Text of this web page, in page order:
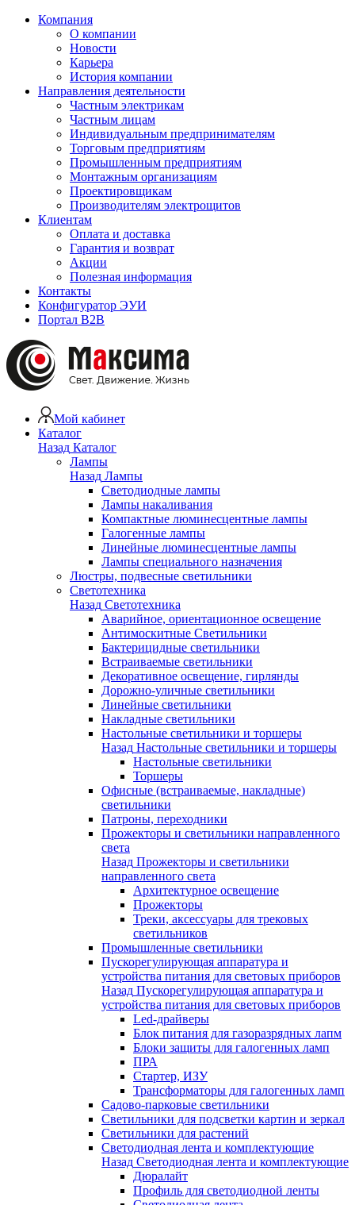
Компания
О компании
Новости
Карьера
История компании
Направления деятельности
Частным электрикам
Частным лицам
Индивидуальным предпринимателям
Торговым предприятиям
Промышленным предприятиям
Монтажным организациям
Проектировщикам
Производителям электрощитов
Клиентам
Оплата и доставка
Гарантия и возврат
Акции
Полезная информация
Контакты
Конфигуратор ЭУИ
Портал B2B
Мой кабинет
Каталог
Назад Каталог
Лампы
Назад Лампы
Светодиодные лампы
Лампы накаливания
Компактные люминесцентные лампы
Галогенные лампы
Линейные люминесцентные лампы
Лампы специального назначения
Люстры, подвесные светильники
Светотехника
Назад Светотехника
Аварийное, ориентационное освещение
Антимоскитные Светильники
Бактерицидные светильники
Встраиваемые светильники
Декоративное освещение, гирлянды
Дорожно-уличные светильники
Линейные светильники
Накладные светильники
Настольные светильники и торшеры
Назад Настольные светильники и торшеры
Настольные светильники
Торшеры
Офисные (встраиваемые, накладные)
светильники
Патроны, переходники
Прожекторы и светильники направленного
света
Назад Прожекторы и светильники
направленного света
Архитектурное освещение
Прожекторы
Треки, аксессуары для трековых
светильников
Промышленные светильники
Пускорегулирующая аппаратура и
устройства питания для световых приборов
Назад Пускорегулирующая аппаратура и
устройства питания для световых приборов
Led-драйверы
Блок питания для газоразрядных лапм
Блоки защиты для галогенных ламп
ПРА
Стартер, ИЗУ
Трансформаторы для галогенных ламп
Садово-парковые светильники
Светильники для подсветки картин и зеркал
Светильники для растений
Светодиодная лента и комплектующие
Назад Светодиодная лента и комплектующие
Дюралайт
Профиль для светодиодной ленты